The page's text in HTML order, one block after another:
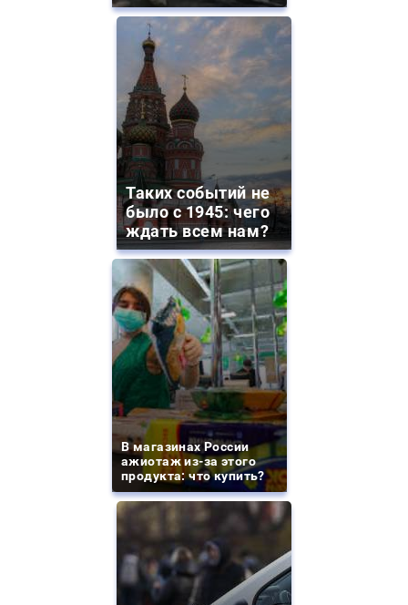
Таких событий не
было с 1945: чего
ждать всем нам?
В магазинах России
ажиотаж из-за этого
продукта: что купить?